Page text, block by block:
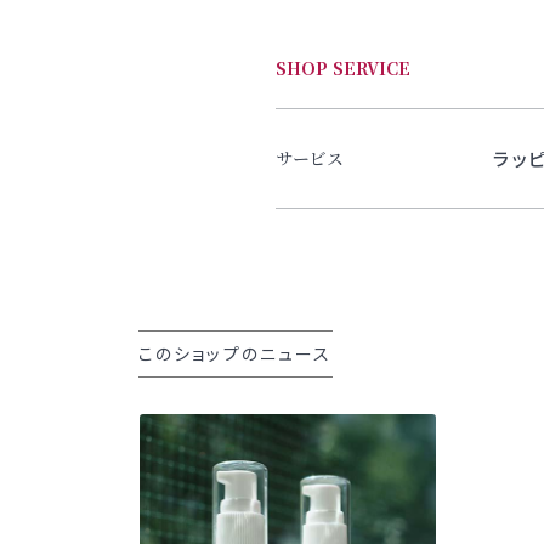
SHOP SERVICE
サービス ラッ
このショップのニュース